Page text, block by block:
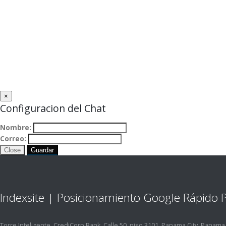
×
Configuracion del Chat
Nombre:
Correo:
Close Guardar
Indexsite | Posicionamiento Google Rápido